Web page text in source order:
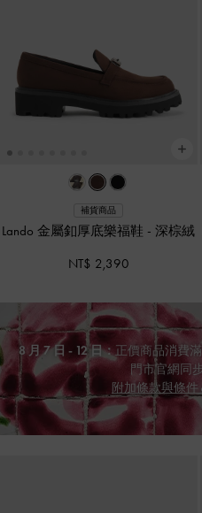
補貨商品
Lando 金屬釦厚底樂福鞋 -深棕絨
NT$ 2,390
8 月 7 日 - 12 日：正價商品消費滿
門市官網同
附加條款與條件